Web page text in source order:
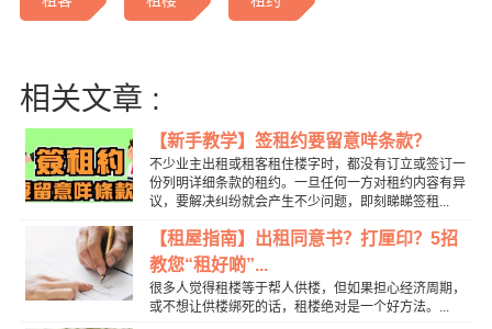
相关文章 :
【新手教学】签租约要留意咩条款？
不少业主出租或租客租住楼字时，都没有订立或签订一
份列明详细条款的租约。一旦任何一方对租约内容有异
议，要解决纠纷就会产生不少问题，即刻睇睇签租...
【租屋指南】出租同意书？打厘印？5招
教您“租好啲”...
很多人觉得租楼等于帮人供楼，但如果担心经济周期，
或不想让供楼绑死的话，租楼绝对是一个好方法。...